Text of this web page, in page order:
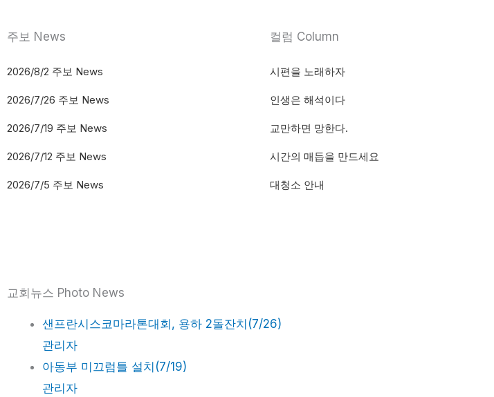
주보 News
2026/8/2 주보 News
2026/7/26 주보 News
2026/7/19 주보 News
2026/7/12 주보 News
2026/7/5 주보 News
컬럼 Column
시편을 노래하자
인생은 해석이다
교만하면 망한다.
시간의 매듭을 만드세요
대청소 안내
교회뉴스 Photo News
샌프란시스코마라톤대회, 용하 2돌잔치(7/26)
관리자
아동부 미끄럼틀 설치(7/19)
관리자